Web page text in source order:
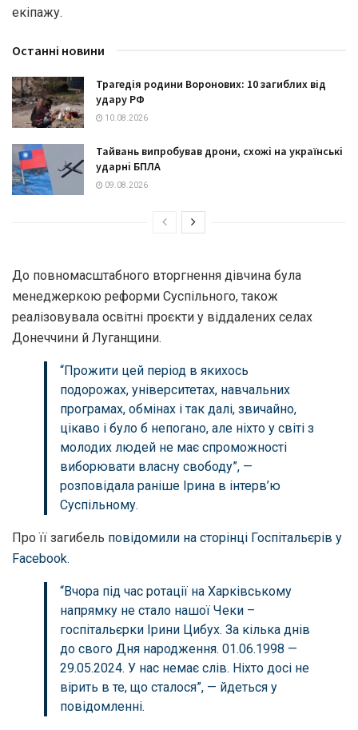
екіпажу.
Останні новини
Трагедія родини Воронових: 10 загиблих від
удару РФ
10.08.2026
Тайвань випробував дрони, схожі на українські
ударні БПЛА
09.08.2026
До повномасштабного вторгнення дівчина була
менеджеркою реформи Суспільного, також
реалізовувала освітні проєкти у віддалених селах
Донеччини й Луганщини.
“Прожити цей період в якихось
подорожах, університетах, навчальних
програмах, обмінах і так далі, звичайно,
цікаво і було б непогано, але ніхто у світі з
молодих людей не має спроможності
виборювати власну свободу”, —
розповідала раніше Ірина в інтерв’ю
Суспільному.
Про її загибель повідомили на сторінці Госпітальєрів у
Facebook.
“Вчора під час ротації на Харківському
напрямку не стало нашої Чеки –
госпітальєрки Ірини Цибух. За кілька днів
до свого Дня народження. 01.06.1998 —
29.05.2024. У нас немає слів. Ніхто досі не
вірить в те, що сталося”, — йдеться у
повідомленні.